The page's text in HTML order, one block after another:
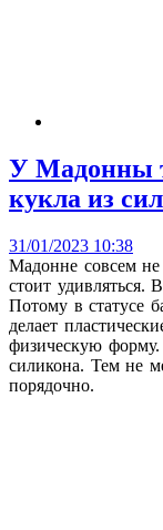
У Мадонны
кукла из
31/01/2023 10:38
Мадонне совсем не
стоит удивляться.
Потому в статусе
делает
физическую
силикона. Тем не
порядочно.